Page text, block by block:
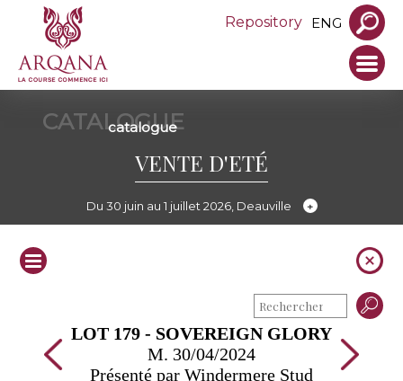
Repository ENG
CATALOGUE
catalogue
VENTE D'ETÉ
Du 30 juin au 1 juillet 2026, Deauville
LOT 179 - SOVEREIGN GLORY
M. 30/04/2024
Présenté par Windermere Stud